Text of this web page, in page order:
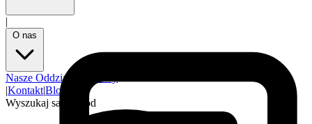
|
Nasze Oddziały
|Kontakt|Blog
Wyszukaj samochód